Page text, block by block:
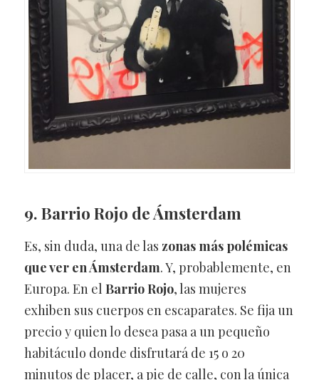
9. Barrio Rojo de Ámsterdam
Es, sin duda, una de las zonas más polémicas
que ver en Ámsterdam. Y, probablemente, en
Europa. En el Barrio Rojo, las mujeres
exhiben sus cuerpos en escaparates. Se fija un
precio y quien lo desea pasa a un pequeño
habitáculo donde disfrutará de 15 o 20
minutos de placer, a pie de calle, con la única